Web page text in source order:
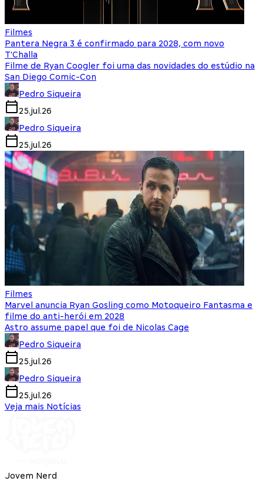
Filmes
Pantera Negra 3 é confirmado para 2028, com novo
T'Challa
Filme de Ryan Coogler foi uma das novidades do estúdio na
San Diego Comic-Con
Pedro Siqueira
25.jul.26
Pedro Siqueira
25.jul.26
Filmes
Marvel anuncia Ryan Gosling como Motoqueiro Fantasma e
filme do anti-herói em 2028
Astro assume papel que foi de Nicolas Cage
Pedro Siqueira
25.jul.26
Pedro Siqueira
25.jul.26
Veja mais Notícias
Jovem Nerd